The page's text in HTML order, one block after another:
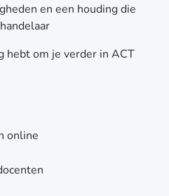
en een houding die
hebt om je verder in ACT
online